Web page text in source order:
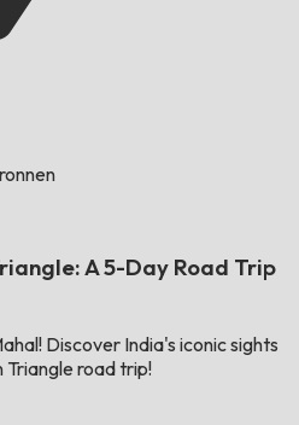
A 5-Day Road Trip
Discover India's iconic sights
road trip!